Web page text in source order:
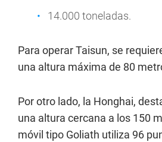
14.000 toneladas.
Para operar Taisun, se
una altura máxima de 80
Por otro lado, la Honghai,
una altura cercana a los 150
móvil tipo Goliath utiliza 96